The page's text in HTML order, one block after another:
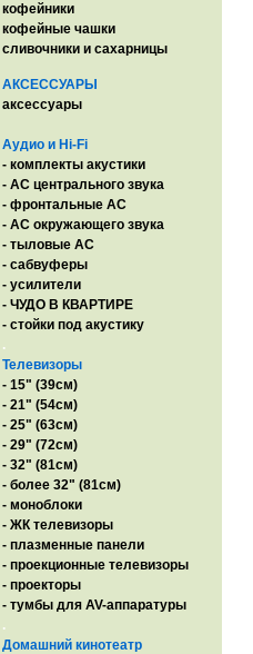
кофейники
кофейные чашки
сливочники и сахарницы
АКСЕССУАРЫ
аксессуары
Аудио и Hi-Fi
- комплекты акустики
- AC центрального звука
- фронтальные АС
- АС окружающего звука
- тыловые АС
- сабвуферы
- усилители
- ЧУДО В КВАРТИРЕ
- стойки под акустику
.
Телевизоры
- 15" (39см)
- 21" (54см)
- 25" (63см)
- 29" (72см)
- 32" (81см)
- более 32" (81см)
- моноблоки
- ЖК телевизоры
- плазменные панели
- проекционные телевизоры
- проекторы
- тумбы для AV-аппаратуры
.
Домашний кинотеатр